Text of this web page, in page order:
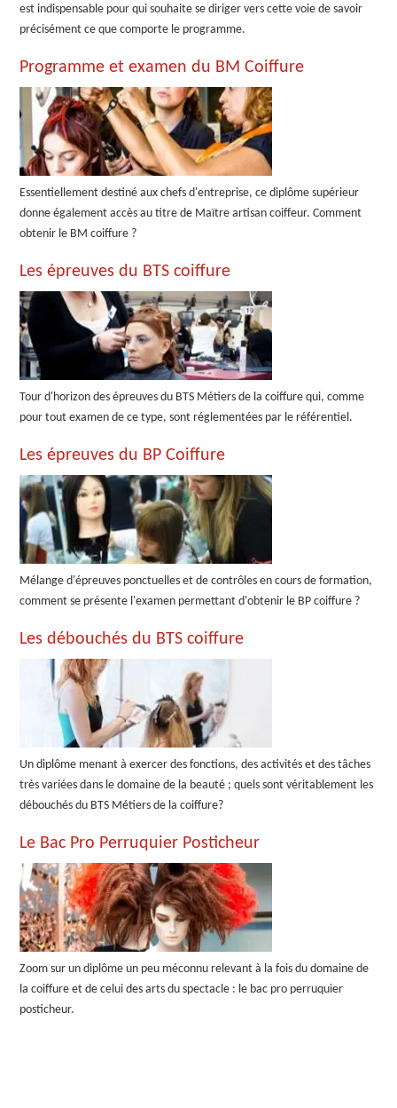
est indispensable pour qui souhaite se diriger vers cette voie de savoir
précisément ce que comporte le programme.
Programme et examen du BM Coiffure
Essentiellement destiné aux chefs d'entreprise, ce diplôme supérieur
donne également accès au titre de Maïtre artisan coiffeur. Comment
obtenir le BM coiffure ?
Les épreuves du BTS coiffure
Tour d'horizon des épreuves du BTS Métiers de la coiffure qui, comme
pour tout examen de ce type, sont réglementées par le référentiel.
Les épreuves du BP Coiffure
Mélange d'épreuves ponctuelles et de contrôles en cours de formation,
comment se présente l'examen permettant d'obtenir le BP coiffure ?
Les débouchés du BTS coiffure
Un diplôme menant à exercer des fonctions, des activités et des tâches
très variées dans le domaine de la beauté ; quels sont véritablement les
débouchés du BTS Métiers de la coiffure?
Le Bac Pro Perruquier Posticheur
Zoom sur un diplôme un peu méconnu relevant à la fois du domaine de
la coiffure et de celui des arts du spectacle : le bac pro perruquier
posticheur.